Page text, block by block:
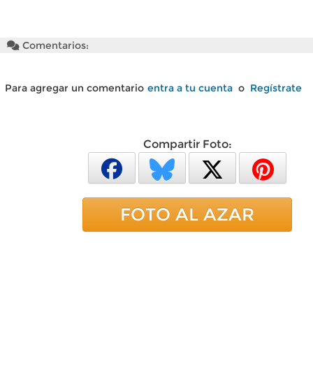
Comentarios:
Para agregar un comentario entra a tu cuenta o Regístrate
Compartir Foto:
FOTO AL AZAR